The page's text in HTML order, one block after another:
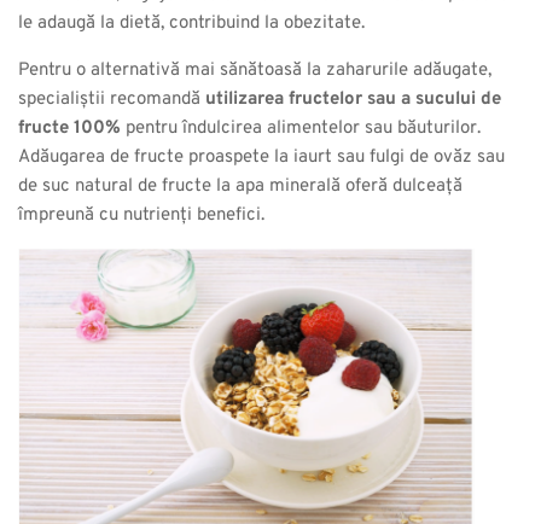
le adaugă la dietă, contribuind la obezitate.
Pentru o alternativă mai sănătoasă la zaharurile adăugate,
specialiștii recomandă utilizarea fructelor sau a sucului de
fructe 100% pentru îndulcirea alimentelor sau băuturilor.
Adăugarea de fructe proaspete la iaurt sau fulgi de ovăz sau
de suc natural de fructe la apa minerală oferă dulceață
împreună cu nutrienți benefici.